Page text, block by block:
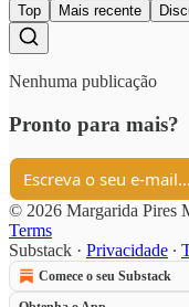
Top Mais recente
Nenhuma publicação
Pronto para mais?
© 2026 Margarida Pires
Terms
Substack · Privacidade ∙
Comece o seu Substack